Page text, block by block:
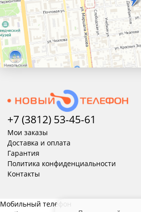
+7 (3812) 53-45-61
Мои заказы
Доставка и оплата
Гарантия
Политика конфиденциальности
Контакты
Мобильный телефон